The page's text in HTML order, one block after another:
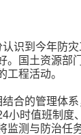
识到今年防
国土资源部
程活动。
合的管理体
时值班制
测与防治任